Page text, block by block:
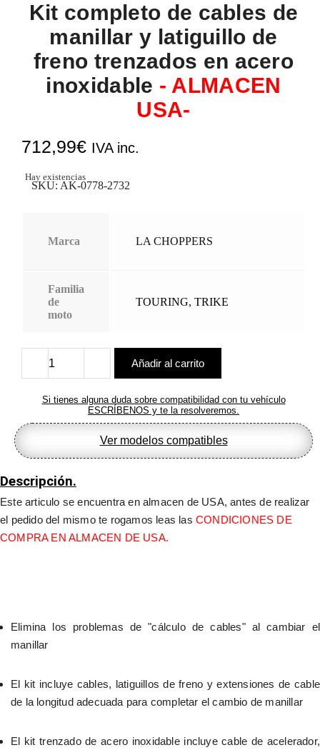
Kit completo de cables de
manillar y latiguillo de
freno trenzados en acero
inoxidable - ALMACEN
USA-
712,99€ IVA inc.
Hay existencias
SKU: AK-0778-2732
Marca LA CHOPPERS
Familia
de
moto
TOURING, TRIKE
completo
cables
de
manillar
latiguillo
freno
trenzados
acero
inoxidable
Añadir al carrito
Si tienes alguna duda sobre compatibilidad con tu vehículo
ESCRÍBENOS y te la resolveremos.
Ver modelos compatibles
Descripción.
Este articulo se encuentra en almacen de USA, antes de realizar
el pedido del mismo te rogamos leas las CONDICIONES DE
COMPRA EN ALMACEN DE USA.
Elimina los problemas de "cálculo de cables" al cambiar el
manillar
El kit incluye cables, latiguillos de freno y extensiones de cable
de la longitud adecuada para completar el cambio de manillar
El kit trenzado de acero inoxidable incluye cable de acelerador,